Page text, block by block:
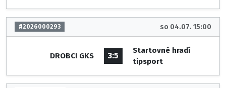
#2026000293 so 04.07. 15:00
DROBCI GKS 3:5
Startovné hradí
tipsport